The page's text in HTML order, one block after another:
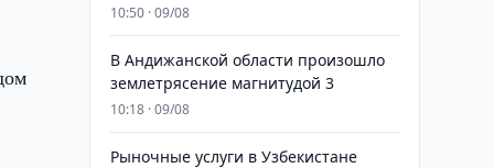
10:50 · 09/08
В Андижанской области произошло
землетрясение магнитудой 3
10:18 · 09/08
Рыночные услуги в Узбекистане